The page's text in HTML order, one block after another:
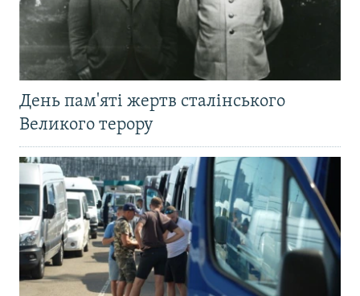
День пам'яті жертв сталінського
Великого терору